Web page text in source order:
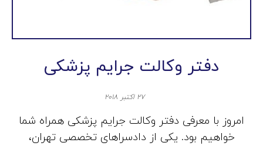
دفتر وکالت جرایم پزشکی
۲۷ اکتبر ۲۰۱۸
امروز با معرفی دفتر وکالت جرایم پزشکی همراه شما
خواهیم بود. یکی از دادسراهای تخصصی تهران،